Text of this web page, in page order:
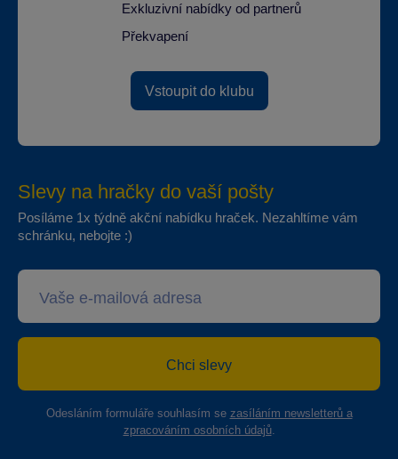
Exkluzivní nabídky od partnerů
Překvapení
Vstoupit do klubu
Slevy na hračky do vaší pošty
Posíláme 1x týdně akční nabídku hraček. Nezahltíme vám
schránku, nebojte :)
Chci slevy
Odesláním formuláře souhlasím se zasíláním newsletterů a
zpracováním osobních údajů.